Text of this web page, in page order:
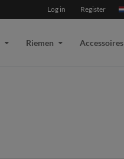
Log in Register
Riemen Accessoires